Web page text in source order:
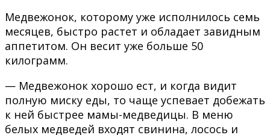
Медвежонок, которому уже исполнилось семь
месяцев, быстро растет и обладает завидным
аппетитом. Он весит уже больше 50
килограмм.
— Медвежонок хорошо ест, и когда видит
полную миску еды, то чаще успевает добежать
к ней быстрее мамы-медведицы. В меню
белых медведей входят свинина, лосось и